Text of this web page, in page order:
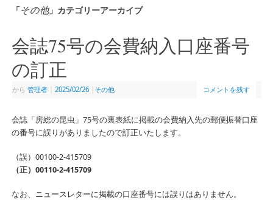
「その他」カテゴリーアーカイブ
会誌75号の会費納入口座番号
の訂正
から 管理者 2025/02/26 その他 コメントを残す
会誌「房総の昆虫」75号の裏表紙に掲載の会費納入先の郵便振替口座
の番号に誤りがありましたので訂正いたします。
（誤）00100-2-415709
（正）00110-2-415709
なお、ニュースレターに掲載の口座番号には誤りはありません。